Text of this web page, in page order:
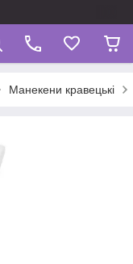
Манекени кравецькі